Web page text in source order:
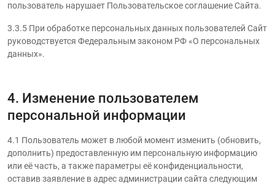
пользователь нарушает Пользовательское соглашение Сайта.
3.3.5 При обработке персональных данных пользователей Сайт
руководствуется Федеральным законом РФ «О персональных
данных».
4. Изменение пользователем
персональной информации
4.1 Пользователь может в любой момент изменить (обновить,
дополнить) предоставленную им персональную информацию
или её часть, а также параметры её конфиденциальности,
оставив заявление в адрес администрации сайта следующим